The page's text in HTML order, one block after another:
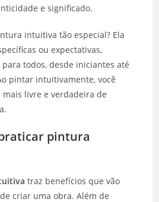
e significado.
intuitiva tão especial? Ela
ou expectativas,
todos, desde iniciantes até
pintar intuitivamente, você
livre e verdadeira de
pintura
traz benefícios que vão
criar uma obra. Além de